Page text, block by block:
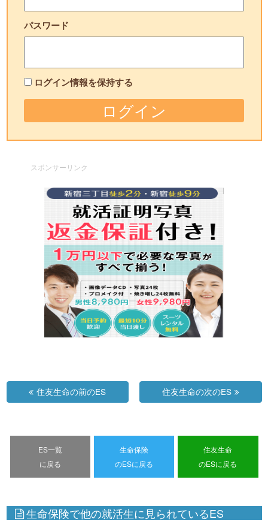
パスワード
ログイン情報を保持する
スポンサーリンク
住友生命の前のES 住友生命の次のES
ES一覧
に戻る
生命保険
のESに戻る
住友生命
のESに戻る
生命保険で他の就活生に見られているES